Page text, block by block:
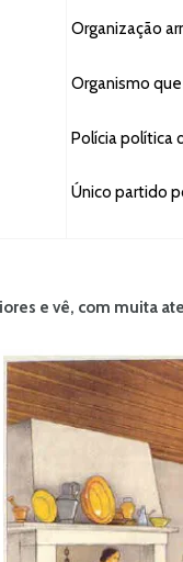
Organização
Organismo
Polícia política
Único partido
e vê, com muita